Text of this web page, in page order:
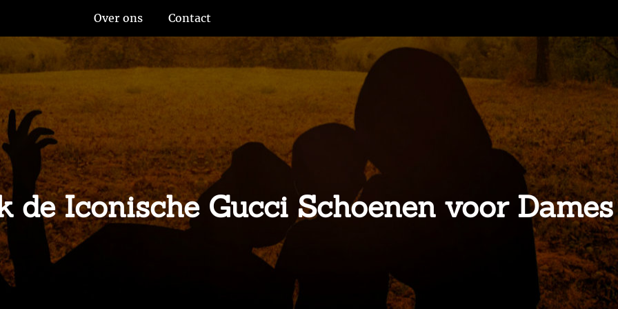
Over ons Contact
de Iconische Gucci Schoenen voor Dames